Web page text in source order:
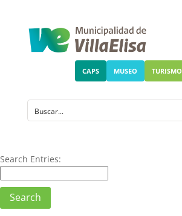
CAPS MUSEO TURISMO
Search Entries: